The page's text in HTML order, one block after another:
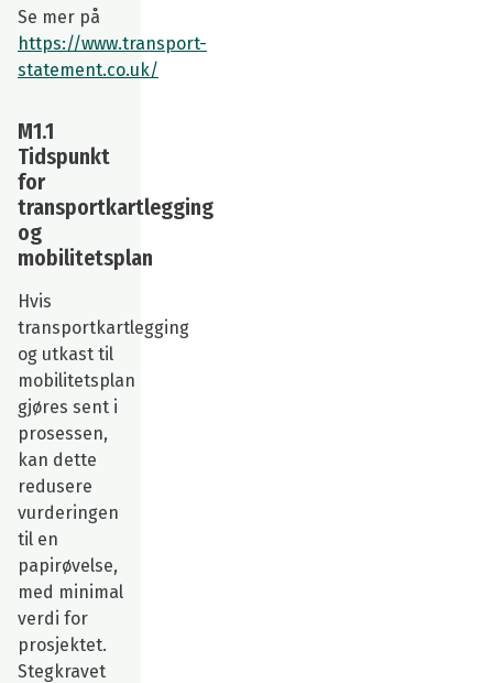
Se mer på
https://www.transport-
statement.co.uk/
M1.1
Tidspunkt
for
transportkartlegging
og
mobilitetsplan
Hvis
transportkartlegging
og utkast til
mobilitetsplan
gjøres sent i
prosessen,
kan dette
redusere
vurderingen
til en
papirøvelse,
med minimal
verdi for
prosjektet.
Stegkravet